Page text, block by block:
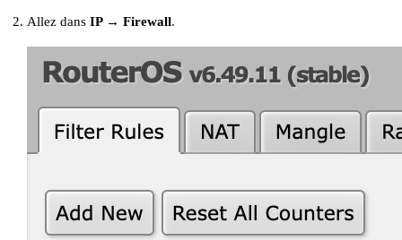
Allez dansIP → Firewall.